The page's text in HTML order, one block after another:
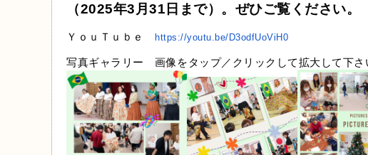
（2025年3月31日まで）。ぜひご覧ください。
ＹｏｕＴｕｂｅ https://youtu.be/D3odfUoViH0
写真ギャラリー　画像をタップ／クリックして拡大して下さ